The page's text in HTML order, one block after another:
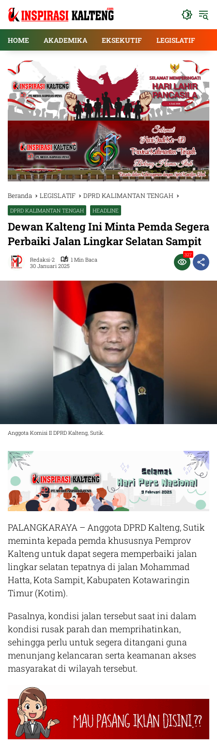
HOME
AKADEMIKA EKSEKUTIF LEGISLATIF
Beranda LEGISLATIF DPRD KALIMANTAN TENGAH
DPRD KALIMANTAN TENGAH HEADLINE
Dewan Kalteng Ini Minta Pemda Segera
Perbaiki Jalan Lingkar Selatan Sampit
Redaksi-2
1 Min Baca
30 Januari 2025
327
Anggota Komisi II DPRD Kalteng, Sutik.
PALANGKARAYA – Anggota DPRD Kalteng, Sutik
meminta kepada pemda khususnya Pemprov
Kalteng untuk dapat segera memperbaiki jalan
lingkar selatan tepatnya di jalan Mohammad
Hatta, Kota Sampit, Kabupaten Kotawaringin
Timur (Kotim).
Pasalnya, kondisi jalan tersebut saat ini dalam
kondisi rusak parah dan memprihatinkan,
sehingga perlu untuk segera ditangani guna
menunjang kelancaran serta keamanan akses
masyarakat di wilayah tersebut.